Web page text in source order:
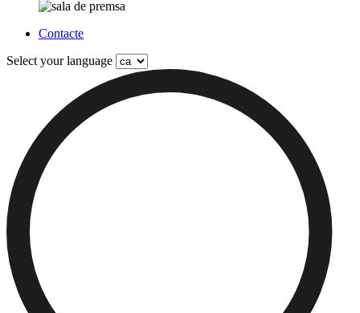
Contacte
Select your language